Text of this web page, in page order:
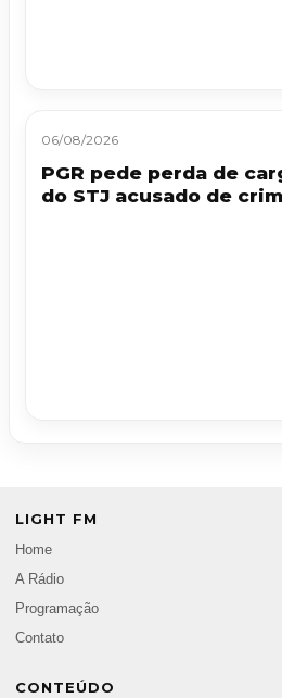
06/08/2026
PGR pede perda de
do STJ acusado de
LIGHT FM
Home
A Rádio
Programação
Contato
CONTEÚDO